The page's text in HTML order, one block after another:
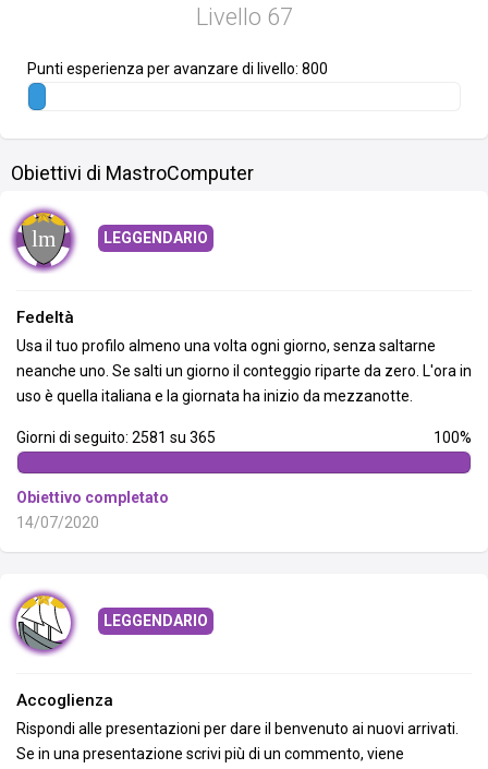
Livello 67
Punti esperienza per avanzare di livello: 800
Obiettivi di MastroComputer
LEGGENDARIO
Fedeltà
Usa il tuo profilo almeno una volta ogni giorno, senza saltarne
neanche uno. Se salti un giorno il conteggio riparte da zero. L'ora in
uso è quella italiana e la giornata ha inizio da mezzanotte.
Giorni di seguito: 2581 su 365 100%
Obiettivo completato
14/07/2020
LEGGENDARIO
Accoglienza
Rispondi alle presentazioni per dare il benvenuto ai nuovi arrivati.
Se in una presentazione scrivi più di un commento, viene